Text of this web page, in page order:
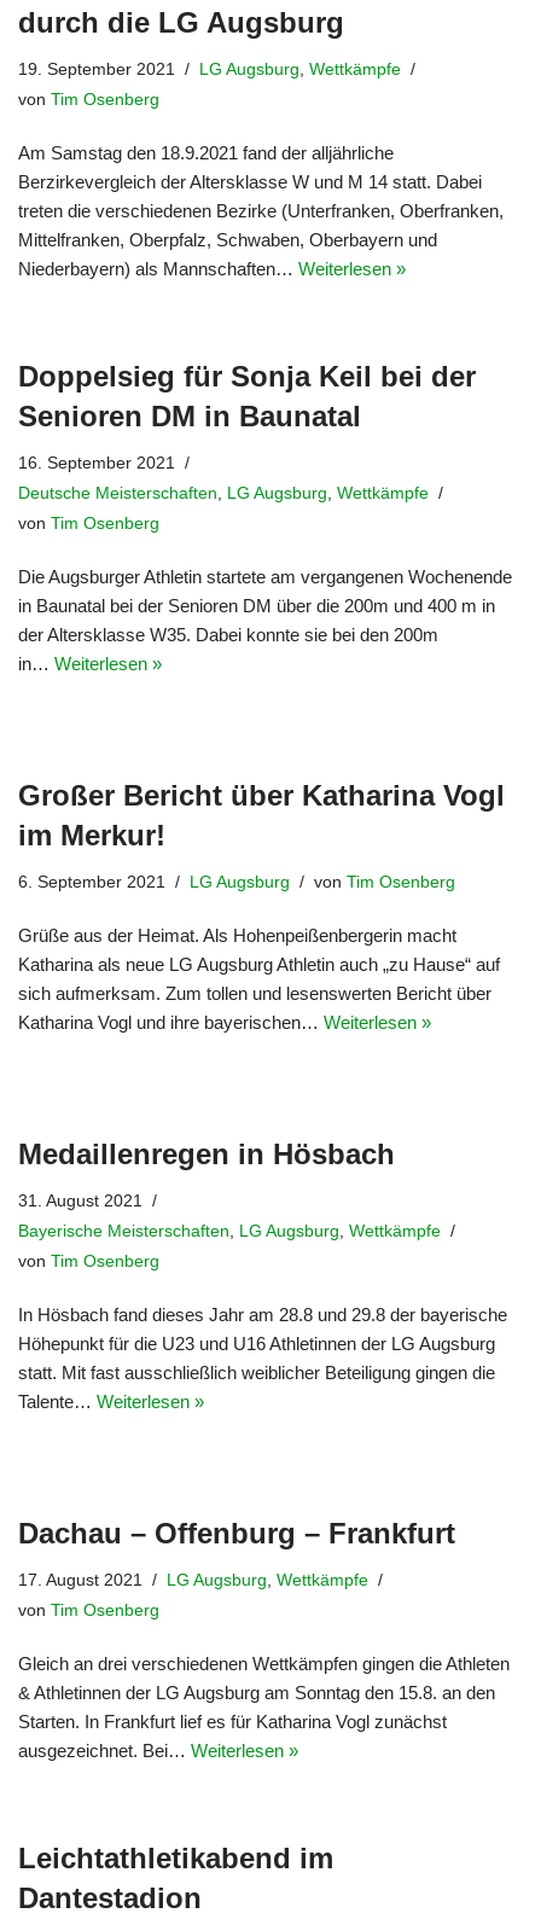
durch die LG Augsburg
19. September 2021 LG Augsburg Wettkämpfe
von Tim Osenberg
Am Samstag den 18.9.2021 fand der alljährliche
Berzirkevergleich der Altersklasse W und M 14 statt. Dabei
treten die verschiedenen Bezirke (Unterfranken, Oberfranken,
Mittelfranken, Oberpfalz, Schwaben, Oberbayern und
Niederbayern) als Mannschaften… Weiterlesen »
Doppelsieg für Sonja Keil bei der
Senioren DM in Baunatal
16. September 2021
Deutsche Meisterschaften
LG Augsburg Wettkämpfe
von Tim Osenberg
Die Augsburger Athletin startete am vergangenen Wochenende
in Baunatal bei der Senioren DM über die 200m und 400 m in
der Altersklasse W35. Dabei konnte sie bei den 200m
in… Weiterlesen »
Großer Bericht über Katharina Vogl
im Merkur!
6. September 2021 LG Augsburg von Tim Osenberg
Grüße aus der Heimat. Als Hohenpeißenbergerin macht
Katharina als neue LG Augsburg Athletin auch „zu Hause“ auf
sich aufmerksam. Zum tollen und lesenswerten Bericht über
Katharina Vogl und ihre bayerischen… Weiterlesen »
Medaillenregen in Hösbach
31. August 2021
Bayerische Meisterschaften
LG Augsburg Wettkämpfe
von Tim Osenberg
In Hösbach fand dieses Jahr am 28.8 und 29.8 der bayerische
Höhepunkt für die U23 und U16 Athletinnen der LG Augsburg
statt. Mit fast ausschließlich weiblicher Beteiligung gingen die
Talente… Weiterlesen »
Dachau – Offenburg – Frankfurt
17. August 2021 LG Augsburg Wettkämpfe
von Tim Osenberg
Gleich an drei verschiedenen Wettkämpfen gingen die Athleten
& Athletinnen der LG Augsburg am Sonntag den 15.8. an den
Starten. In Frankfurt lief es für Katharina Vogl zunächst
ausgezeichnet. Bei… Weiterlesen »
Leichtathletikabend im
Dantestadion